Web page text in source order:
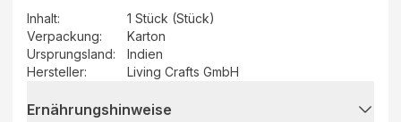
Inhalt:
1 Stück (Stück)
Verpackung:
Karton
Ursprungsland:
Indien
Hersteller: Living Crafts GmbH
Ernährungshinweise